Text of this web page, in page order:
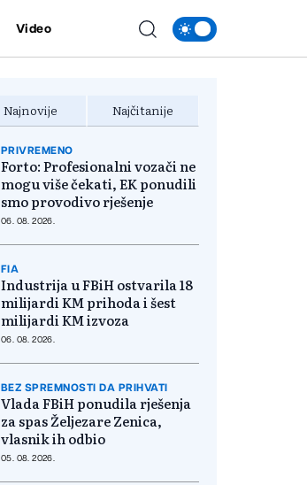
Video
Najnovije Najčitanije
PRIVREMENO
Forto: Profesionalni vozači ne
mogu više čekati, EK ponudili
smo provodivo rješenje
06. 08. 2026.
FIA
Industrija u FBiH ostvarila 18
milijardi KM prihoda i šest
milijardi KM izvoza
06. 08. 2026.
BEZ SPREMNOSTI DA PRIHVATI
Vlada FBiH ponudila rješenja
za spas Željezare Zenica,
vlasnik ih odbio
05. 08. 2026.